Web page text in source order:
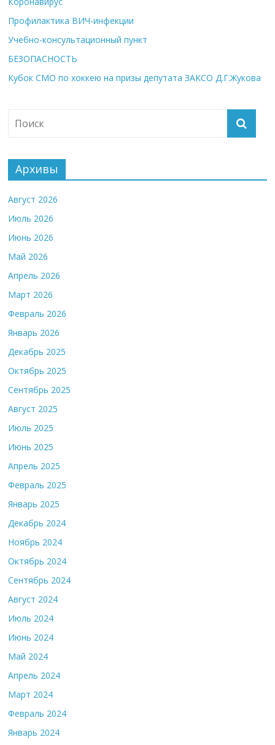
Профилактика ВИЧ-инфекции
Учебно-консультационный пункт
БЕЗОПАСНОСТЬ
Кубок СМО по хоккею на призы депутата ЗАКСО Д.Г.Жукова
Архивы
Август 2026
Июль 2026
Июнь 2026
Май 2026
Апрель 2026
Март 2026
Февраль 2026
Январь 2026
Декабрь 2025
Октябрь 2025
Сентябрь 2025
Август 2025
Июль 2025
Июнь 2025
Апрель 2025
Февраль 2025
Январь 2025
Декабрь 2024
Ноябрь 2024
Октябрь 2024
Сентябрь 2024
Август 2024
Июль 2024
Июнь 2024
Май 2024
Апрель 2024
Март 2024
Февраль 2024
Январь 2024